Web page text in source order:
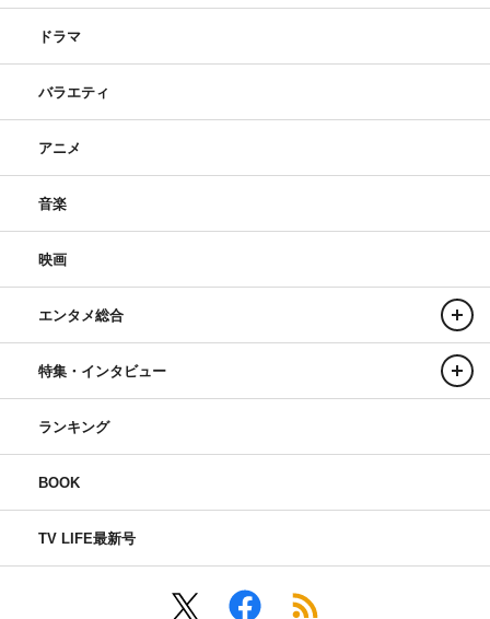
ドラマ
バラエティ
アニメ
音楽
映画
エンタメ総合
特集・インタビュー
ランキング
BOOK
TV LIFE最新号